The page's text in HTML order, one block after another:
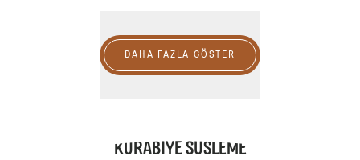
DAHA FAZLA GÖSTER
KURABİYE SÜSLEME